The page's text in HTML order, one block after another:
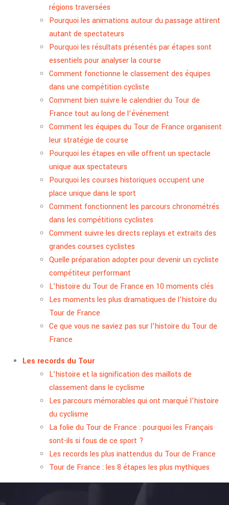
régions traversées
Pourquoi les animations autour du passage attirent
autant de spectateurs
Pourquoi les résultats présentés par étapes sont
essentiels pour analyser la course
Comment fonctionne le classement des équipes
dans une compétition cycliste
Comment bien suivre le calendrier du Tour de
France tout au long de l’événement
Comment les équipes du Tour de France organisent
leur stratégie de course
Pourquoi les étapes en ville offrent un spectacle
unique aux spectateurs
Pourquoi les courses historiques occupent une
place unique dans le sport
Comment fonctionnent les parcours chronométrés
dans les compétitions cyclistes
Comment suivre les directs replays et extraits des
grandes courses cyclistes
Quelle préparation adopter pour devenir un cycliste
compétiteur performant
L’histoire du Tour de France en 10 moments clés
Les moments les plus dramatiques de l’histoire du
Tour de France
Ce que vous ne saviez pas sur l’histoire du Tour de
France
Les records du Tour
L’histoire et la signification des maillots de
classement dans le cyclisme
Les parcours mémorables qui ont marqué l’histoire
du cyclisme
La folie du Tour de France : pourquoi les Français
sont-ils si fous de ce sport ?
Les records les plus inattendus du Tour de France
Tour de France : les 8 étapes les plus mythiques